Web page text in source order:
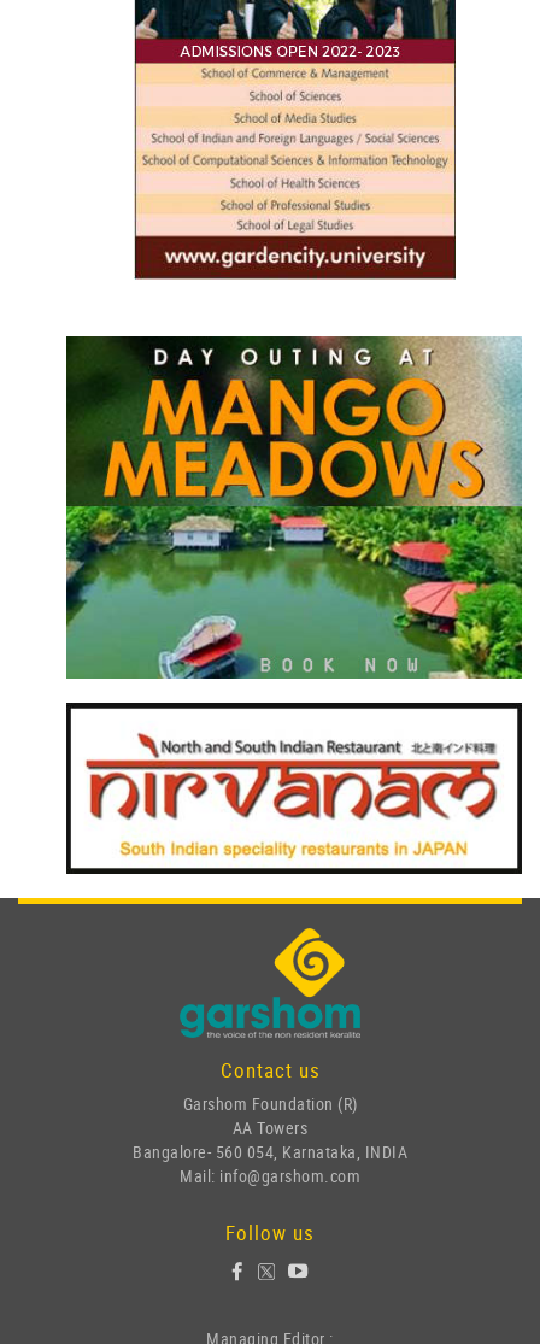
Contact us
Garshom Foundation (R)
AA Towers
Bangalore- 560 054, Karnataka, INDIA
Mail: info@garshom.com
Follow us
Managing Editor :